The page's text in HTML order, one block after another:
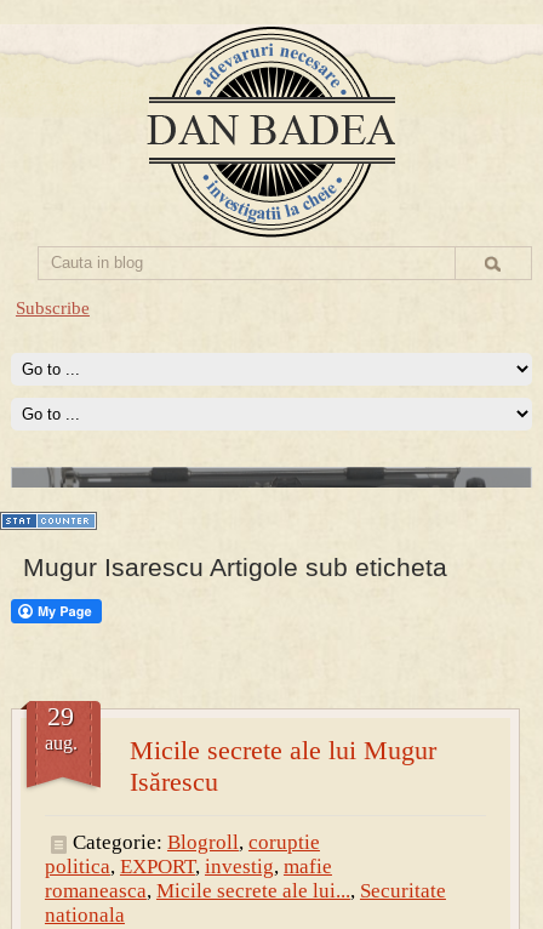
Subscribe
PRESA
Permise pentru vânătoarea de porci în costume, cu gulere albe
Prima mea carte publicata (Nemira)
Averea Presedintelui: prima lucrare despre controversatele
conturi secrete ale Securitatii.
Mugur Isarescu Artigole sub eticheta
Micile secrete ale lui Mugur
Isărescu
29
aug.
Categorie: Blogroll, coruptie
politica, EXPORT, investig, mafie
romaneasca, Micile secrete ale lui..., Securitate
nationala